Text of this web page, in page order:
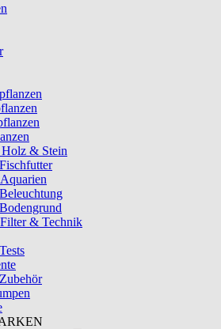
& Stein
& Technik